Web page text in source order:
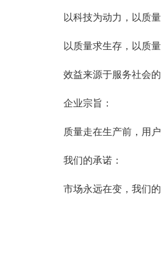
以科技为动力，以质量
以质量求生存，以质量
效益来源于服务社会的
企业宗旨：
质量走在生产前，用户
我们的承诺：
市场永远在变，我们的